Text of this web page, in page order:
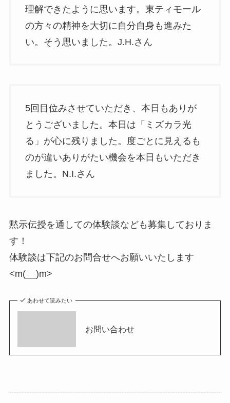
理解できたように思います。東ティモール
の方々の精神を大切に自分自身も進みた
い。そう思いました。J.H.さん
5回目位みさせていただき、本日もありが
とうございました。本日は「ミズカラ光
る」が心に残りました。度ごとに見えるも
のが違いありがたい機会を本日もいただき
ました。N.I.さん
黙示伝授を通しての体験談なども募集しておりま
す！
体験談は下記のお問合せへお願いいたします
<m(__)m>
あわせて読みたい
お問い合わせ